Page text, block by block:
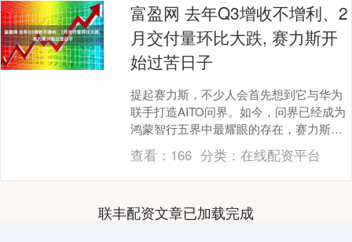
富盈网 去年Q3增收不增利、2
月交付量环比大跌, 赛力斯开
始过苦日子
提起赛力斯，不少人会首先想到它与华为
联手打造AITO问界。如今，问界已经成为
鸿蒙智行五界中最耀眼的存在，赛力斯这
家位于重庆的老牌车企在新能源汽车时代
也真正好起来....
查看： 166 分类： 在线配资平台
联丰配资文章已加载完成